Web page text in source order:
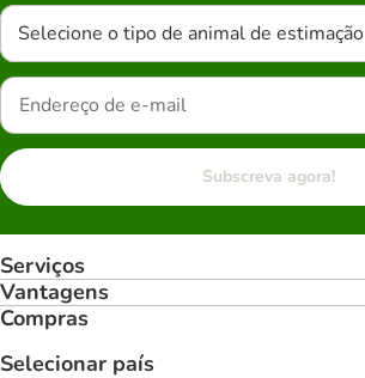
Selecione o tipo de animal de estimação
Subscreva agora!
Serviços
Vantagens
Compras
Selecionar país